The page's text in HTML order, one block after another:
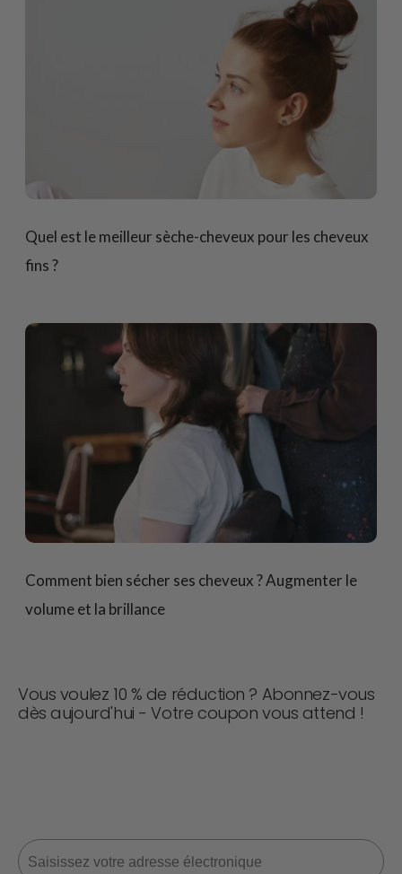
Quel est le meilleur sèche-cheveux pour les cheveux
fins ?
Comment bien sécher ses cheveux ? Augmenter le
volume et la brillance
Vous voulez 10 % de réduction ? Abonnez-vous
dès aujourd'hui - Votre coupon vous attend !
Courriel